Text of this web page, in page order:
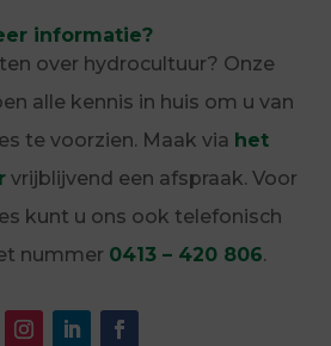
informatie?
over hydrocultuur? Onze
alle kennis in huis om u van
te voorzien. Maak via het
vrijblijvend een afspraak. Voor
kunt u ons ook telefonisch
nummer 0413 – 420 806.